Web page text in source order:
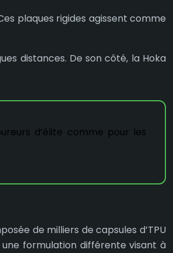
plaques rigides agissent comme
distances. De son côté, la Hoka
d’élite comme pour les
de milliers de capsules d’TPU
une formulation différente visant à